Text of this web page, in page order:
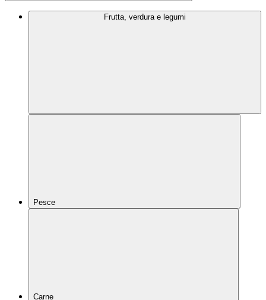
Frutta, verdura e legumi
Pesce
Carne